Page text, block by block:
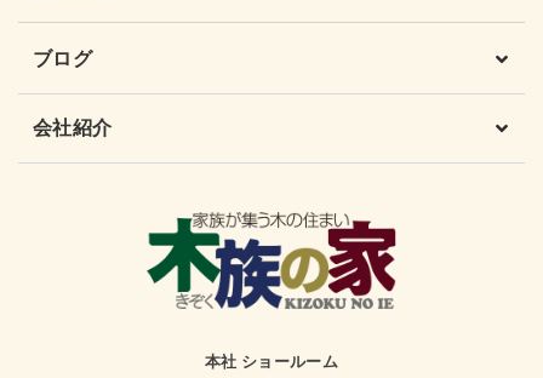
ブログ
会社紹介
本社 ショールーム